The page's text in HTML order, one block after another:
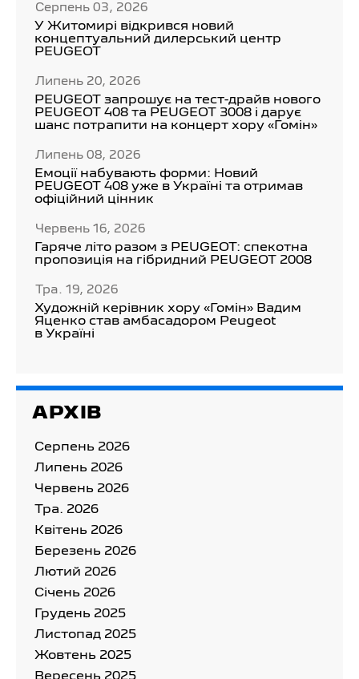
Серпень 03, 2026
У Житомирі відкрився новий
концептуальний дилерський центр
PEUGEOT
Липень 20, 2026
PEUGEOT запрошує на тест-драйв нового
PEUGEOT 408 та PEUGEOT 3008 і дарує
шанс потрапити на концерт хору «Гомін»
Липень 08, 2026
Емоції набувають форми: Новий
PEUGEOT 408 уже в Україні та отримав
офіційний цінник
Червень 16, 2026
Гаряче літо разом з PEUGEOT: спекотна
пропозиція на гібридний PEUGEOT 2008
Тра. 19, 2026
Художній керівник хору «Гомін» Вадим
Яценко став амбасадором Peugeot
в Україні
АРХІВ
Серпень 2026
Липень 2026
Червень 2026
Тра. 2026
Квітень 2026
Березень 2026
Лютий 2026
Cічень 2026
Грудень 2025
Листопад 2025
Жовтень 2025
Вересень 2025